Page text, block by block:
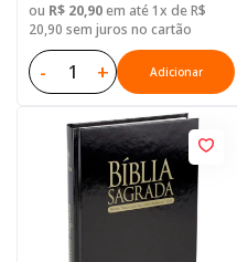
ou R$ 20,90em até 1x de R$
20,90 sem juros no cartão
- + Adicionar